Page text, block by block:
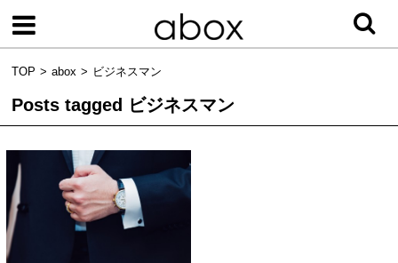
TOP abox ビジネスマン
Posts tagged ビジネスマン